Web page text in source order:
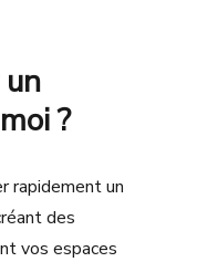
?
rapidement un
des
vos espaces